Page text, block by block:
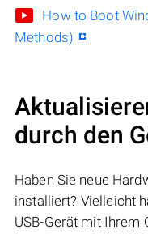
How to Boot
Methods)
durch den
Haben Sie neue
installiert? Vielleicht
USB-Gerät mit Ihrem